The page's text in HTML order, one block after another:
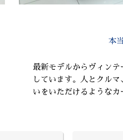
本
最新モデルからヴィン
しています。人とクル
いをいただけるようなカ